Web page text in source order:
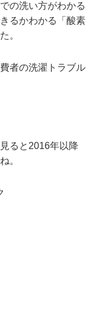
の洗い方がわかる
るかわかる「酸素
。
者の洗濯トラブル
ると2016年以降
。